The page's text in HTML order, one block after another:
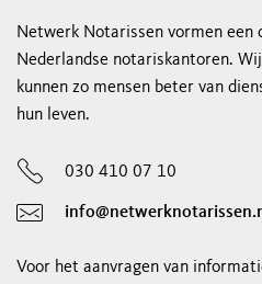
Netwerk Notarissen vormen een
Nederlandse notariskantoren.
kunnen zo mensen beter van
hun leven.
030 410 07 10
Voor het aanvragen van